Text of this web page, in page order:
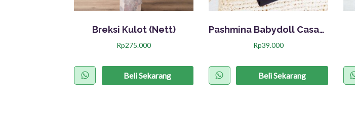
Breksi Kulot (Nett)
Rp275.000
Beli Sekarang
o
Pashmina Babydoll Casandra (Nett)
Rp39.000
Beli Sekarang